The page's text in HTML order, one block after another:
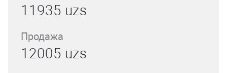
11935 uzs
Продажа
12005 uzs